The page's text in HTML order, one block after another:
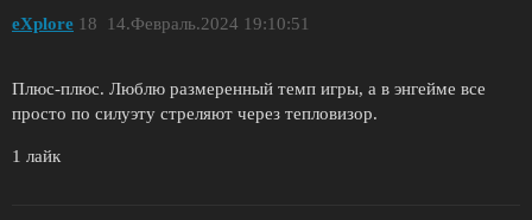
eXplore 14.Февраль.2024 19:10:51
18
Плюс-плюс. Люблю размеренный темп игры, а в энгейме все
просто по силуэту стреляют через тепловизор.
1 лайк